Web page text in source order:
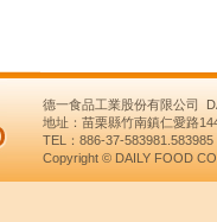
德一食品工業股份有限公司
地址：苗栗縣竹南鎮仁愛路
TEL：886-37-
Copyright © DAILY FOOD